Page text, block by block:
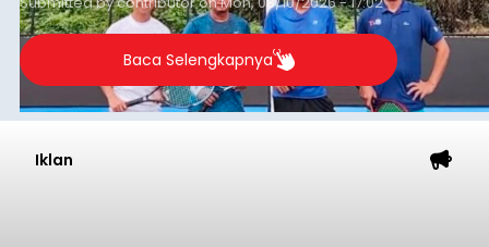
Baca Selengkapnya
Iklan